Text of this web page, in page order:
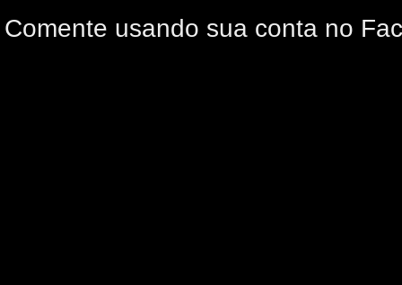
Comente usando sua conta no